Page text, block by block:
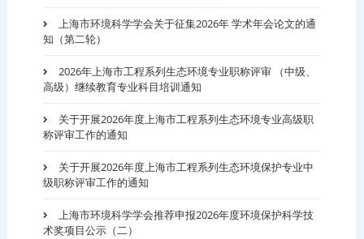
上海市环境科学学会关于征集2026年 学术年会论文的通
知（第二轮）
2026年上海市工程系列生态环境专业职称评审 （中级、
高级）继续教育专业科目培训通知
关于开展2026年度上海市工程系列生态环境专业高级职
称评审工作的通知
关于开展2026年度上海市工程系列生态环境保护专业中
级职称评审工作的通知
上海市环境科学学会推荐申报2026年度环境保护科学技
术奖项目公示（二）